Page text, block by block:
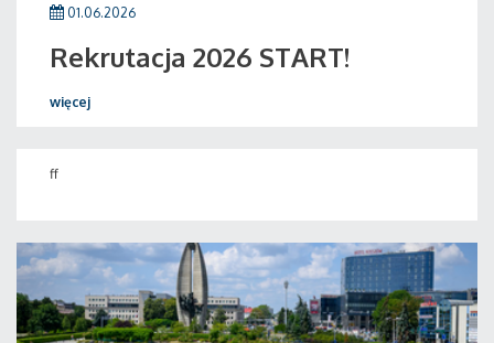
01.06.2026
Rekrutacja 2026 START!
więcej
ff